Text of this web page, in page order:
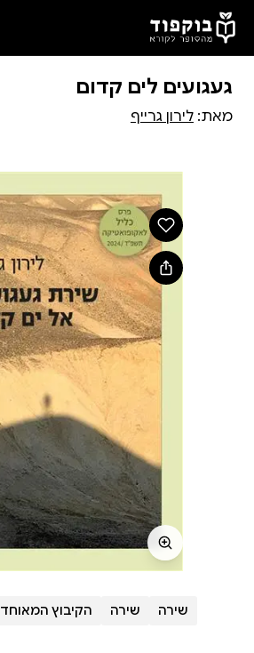
דלג לתוכן הראשי
געגועים לים קדום
מאת: לירון גרייף
שירה שירה הקיבוץ המאוחד